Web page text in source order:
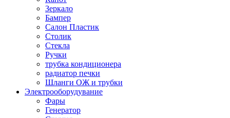
Зеркало
Бампер
Салон Пластик
Столик
Стекла
Ручки
трубка кондиционера
радиатор печки
Шланги ОЖ и трубки
Электрооборудувание
Фары
Генератор